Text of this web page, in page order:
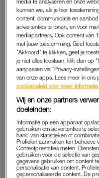
gekregen. Het jongetje
(Schmeets; nu Jekel
terugwerkende kracht
Matthias is dinsdag
vrijdag op Instagram.
DIEDERIK JEKEL
De 39-jarige Jekel
worden. Zijn vriendin was
haar eerste
ben dankbaar dat
herstelt’, schrijft de
media te analyseren en onze
kunnen we, als je hier
content, communicatie en
advertenties te tonen, en voor
mediapartners. Ook content van
met jouw toestemming. Geef
"Akkoord" te klikken, geef je
je niet alles toestaan, klik dan op
aanpassen via “Privacy-
van onze apps. Lees meer in ons
cookiebeleid voor meer informatie.
Wij en onze partners
doeleinden:
Informatie op een apparaat
gebruiken om advertenties te
hand van statistieken of
Profielen aanmaken ten behoeve
Contentprestaties meten.
gebruiken voor de selectie van
gegevens gebruiken om content
personalisatie van content.
gepersonaliseerde content. De